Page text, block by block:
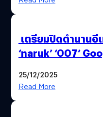
เตรียมปิดตำนานอี
‘naruk’ ‘007’
25/12/2025
Read More